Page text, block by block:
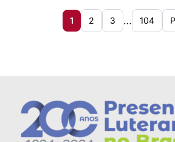
1 2 3 … 104